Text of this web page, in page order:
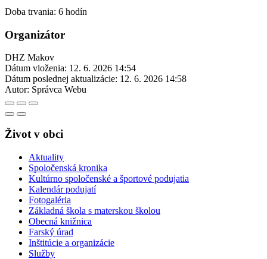
Doba trvania: 6 hodín
Organizátor
DHZ Makov
Dátum vloženia: 12. 6. 2026 14:54
Dátum poslednej aktualizácie: 12. 6. 2026 14:58
Autor: Správca Webu
Život v obci
Aktuality
Spoločenská kronika
Kultúrno spoločenské a športové podujatia
Kalendár podujatí
Fotogaléria
Základná škola s materskou školou
Obecná knižnica
Farský úrad
Inštitúcie a organizácie
Služby